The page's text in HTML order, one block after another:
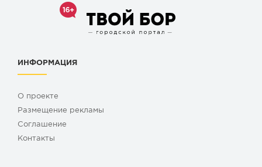
ИНФОРМАЦИЯ
О проекте
Размещение рекламы
Cоглашение
Контакты